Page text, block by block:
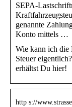
SEPA-
genannte
Konto mittels …
Wie kann ich die
Steuer
erhältst Du hier!
http s://